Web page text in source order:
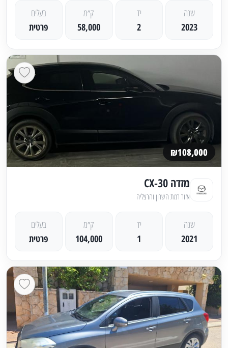
שנה
2023
יד
2
ק״מ
58,000
בעלים
פרטית
₪108,000
מזדה CX-30
אזור רמת השרון והרצליה
שנה
2021
יד
1
ק״מ
104,000
בעלים
פרטית